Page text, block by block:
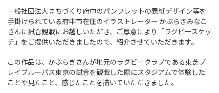
観戦ガイド
初めての観戦
ラグビーって何？
会場紹介
クラブからのお願い
ニュース
試合日程・結果
選手
クラブ情報
一般社団法人まちづくり府中のパンフレットの表紙デザイン等を
手掛けられている府中市在住のイラストレーター かぶらぎみなこ
さんに試合観戦にお越しいただき、ご厚意により「ラグビースケッ
チ」をご提供いただきましたので、紹介させていただきます。
この作品は、かぶらぎさんが地元のラグビークラブである東芝ブ
レイブルーパス東京の試合を観戦した際にスタジアムで体験した
ことや見たこと、感じたことを描いていただきました。